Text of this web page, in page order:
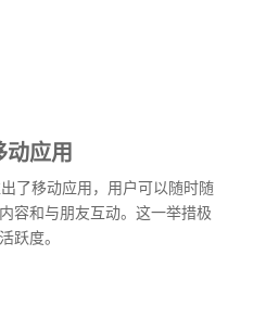
动应用
了移动应用，用户可以随时随
容和与朋友互动。这一举措极
跃度。